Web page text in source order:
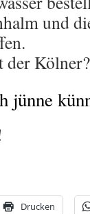
und
der Kölner?
jünne
Drucken